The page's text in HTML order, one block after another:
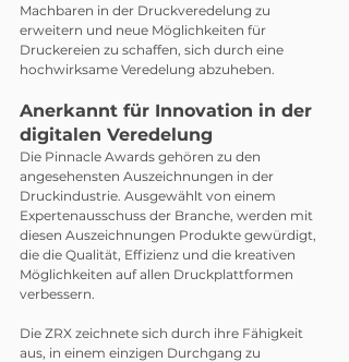
Machbaren in der Druckveredelung zu
erweitern und neue Möglichkeiten für
Druckereien zu schaffen, sich durch eine
hochwirksame Veredelung abzuheben.
Anerkannt für Innovation in der
digitalen Veredelung
Die Pinnacle Awards gehören zu den
angesehensten Auszeichnungen in der
Druckindustrie. Ausgewählt von einem
Expertenausschuss der Branche, werden mit
diesen Auszeichnungen Produkte gewürdigt,
die die Qualität, Effizienz und die kreativen
Möglichkeiten auf allen Druckplattformen
verbessern.
Die ZRX zeichnete sich durch ihre Fähigkeit
aus, in einem einzigen Durchgang zu